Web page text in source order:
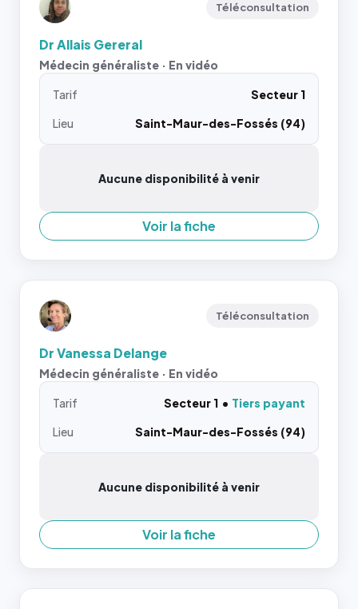
Téléconsultation
Dr Allais Gereral
Médecin généraliste · En vidéo
Tarif
Secteur 1
Lieu
Saint-Maur-des-Fossés (94)
Aucune disponibilité à venir
Voir la fiche
Téléconsultation
Dr Vanessa Delange
Médecin généraliste · En vidéo
Tarif Secteur 1
Tiers payant
Lieu
Saint-Maur-des-Fossés (94)
Aucune disponibilité à venir
Voir la fiche